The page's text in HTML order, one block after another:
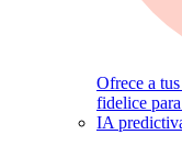
Ofrece a
fidelice
IA